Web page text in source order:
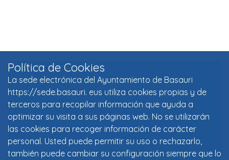
Política de Cookies
La sede electrónica del Ayuntamiento de Basauri
https://sede.basauri. eus utiliza cookies propias y de
terceros para recopilar información que ayuda a
optimizar su visita a sus páginas web. No se utilizarán
las cookies para recoger información de carácter
personal. Usted puede permitir su uso o rechazarlo,
también puede cambiar su configuración siempre que lo